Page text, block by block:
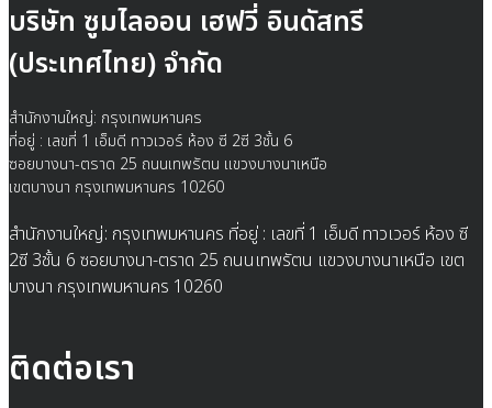
บริษัท ซูมไลออน เฮฟวี่ อินดัสทรี
(ประเทศไทย) จำกัด
สำนักงานใหญ่: กรุงเทพมหานคร
ที่อยู่ : เลขที่ 1 เอ็มดี ทาวเวอร์ ห้อง ซี 2ซี 3ชั้น 6
ซอยบางนา-ตราด 25 ถนนเทพรัตน แขวงบางนาเหนือ
เขตบางนา กรุงเทพมหานคร 10260
สำนักงานใหญ่: กรุงเทพมหานคร ที่อยู่ : เลขที่ 1 เอ็มดี ทาวเวอร์ ห้อง ซี
2ซี 3ชั้น 6 ซอยบางนา-ตราด 25 ถนนเทพรัตน แขวงบางนาเหนือ เขต
บางนา กรุงเทพมหานคร 10260
ติดต่อเรา